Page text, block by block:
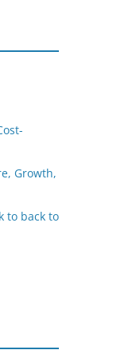
Growth,
to back to